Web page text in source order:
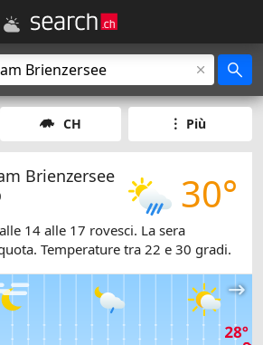
CH Più
30°
Brienzersee
14 alle 17 rovesci. La sera
Temperature tra 22 e 30 gradi.